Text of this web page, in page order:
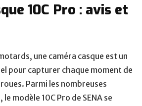
10C Pro : avis et
une caméra casque est un
pour capturer chaque moment de
Parmi les nombreuses
modèle 10C Pro de SENA se